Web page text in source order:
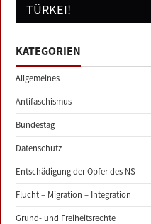
TÜRKEI!
KATEGORIEN
Allgemeines
Antifaschismus
Bundestag
Datenschutz
Entschädigung der Opfer des NS
Flucht – Migration – Integration
Grund- und Freiheitsrechte